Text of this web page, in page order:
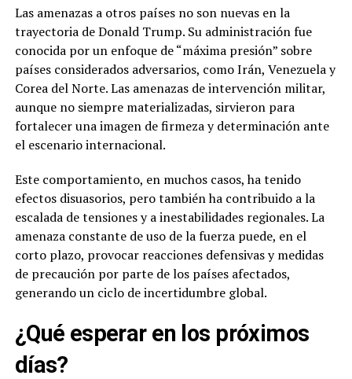
Las amenazas a otros países no son nuevas en la
trayectoria de Donald Trump. Su administración fue
conocida por un enfoque de “máxima presión” sobre
países considerados adversarios, como Irán, Venezuela y
Corea del Norte. Las amenazas de intervención militar,
aunque no siempre materializadas, sirvieron para
fortalecer una imagen de firmeza y determinación ante
el escenario internacional.
Este comportamiento, en muchos casos, ha tenido
efectos disuasorios, pero también ha contribuido a la
escalada de tensiones y a inestabilidades regionales. La
amenaza constante de uso de la fuerza puede, en el
corto plazo, provocar reacciones defensivas y medidas
de precaución por parte de los países afectados,
generando un ciclo de incertidumbre global.
¿Qué esperar en los próximos
días?